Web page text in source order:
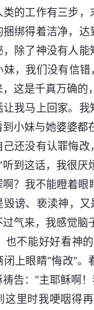
的工作有三步
绑得着洁净，达
除了神没有人
，我们没有信
这是千真万确的
我马上回家。
小妹与她婆婆
还没有认罪悔
到这话，我很厌
？我不能瞪着眼
毁谤、亵渎神，
气来，我感觉
也不能好好看神
上眼睛“悔改”
告：“主耶稣啊
里时我哽咽得